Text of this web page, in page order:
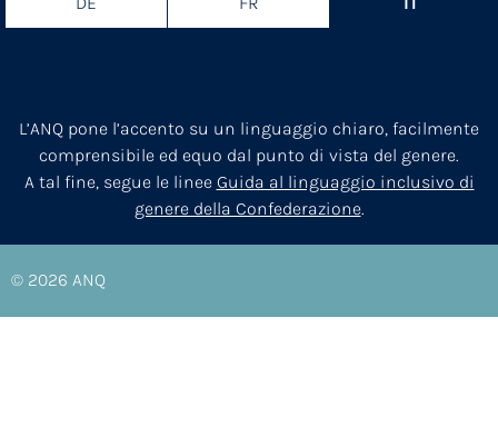
L’ANQ pone l’accento su un linguaggio chiaro, facilmente
comprensibile ed equo dal punto di vista del genere.
A tal fine, segue le linee Guida al linguaggio inclusivo di
genere della Confederazione.
© 2026 ANQ